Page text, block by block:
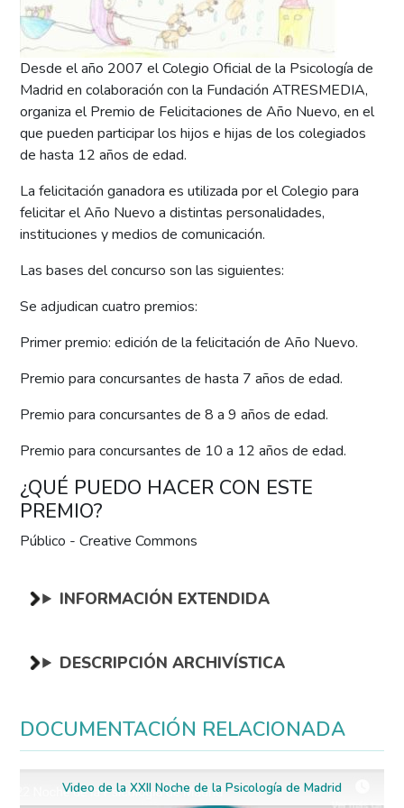
Desde el año 2007 el Colegio Oficial de la Psicología de
Madrid en colaboración con la Fundación ATRESMEDIA,
organiza el Premio de Felicitaciones de Año Nuevo, en el
que pueden participar los hijos e hijas de los colegiados
de hasta 12 años de edad.
La felicitación ganadora es utilizada por el Colegio para
felicitar el Año Nuevo a distintas personalidades,
instituciones y medios de comunicación.
Las bases del concurso son las siguientes:
Se adjudican cuatro premios:
Primer premio: edición de la felicitación de Año Nuevo.
Premio para concursantes de hasta 7 años de edad.
Premio para concursantes de 8 a 9 años de edad.
Premio para concursantes de 10 a 12 años de edad.
¿QUÉ PUEDO HACER CON ESTE
PREMIO?
Público - Creative Commons
INFORMACIÓN EXTENDIDA
DESCRIPCIÓN ARCHIVÍSTICA
DOCUMENTACIÓN RELACIONADA
Video de la XXII Noche de la Psicología de Madrid